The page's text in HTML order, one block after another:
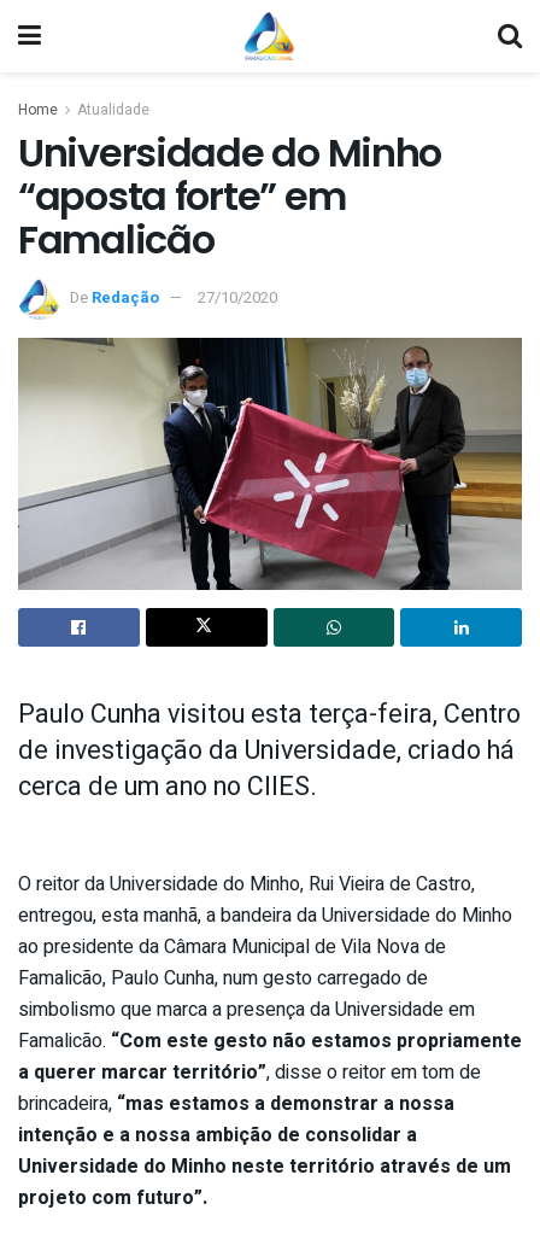
Home Atualidade
Universidade do Minho
“aposta forte” em
Famalicão
De Redação 27/10/2020
Paulo Cunha visitou esta terça-feira, Centro
de investigação da Universidade, criado há
cerca de um ano no CIIES.
O reitor da Universidade do Minho, Rui Vieira de Castro,
entregou, esta manhã, a bandeira da Universidade do Minho
ao presidente da Câmara Municipal de Vila Nova de
Famalicão, Paulo Cunha, num gesto carregado de
simbolismo que marca a presença da Universidade em
Famalicão. “Com este gesto não estamos propriamente
a querer marcar território”, disse o reitor em tom de
brincadeira, “mas estamos a demonstrar a nossa
intenção e a nossa ambição de consolidar a
Universidade do Minho neste território através de um
projeto com futuro”.